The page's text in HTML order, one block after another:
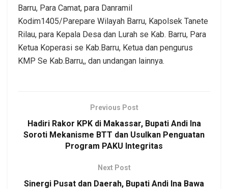
Barru, Para Camat, para Danramil
Kodim1405/Parepare Wilayah Barru, Kapolsek Tanete
Rilau, para Kepala Desa dan Lurah se Kab. Barru, Para
Ketua Koperasi se Kab.Barru, Ketua dan pengurus
KMP Se Kab.Barru,, dan undangan lainnya.
Previous Post
Hadiri Rakor KPK di Makassar, Bupati Andi Ina
Soroti Mekanisme BTT dan Usulkan Penguatan
Program PAKU Integritas
Next Post
Sinergi Pusat dan Daerah, Bupati Andi Ina Bawa